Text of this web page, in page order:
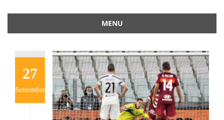
MENU
contenuto
27
Settembre